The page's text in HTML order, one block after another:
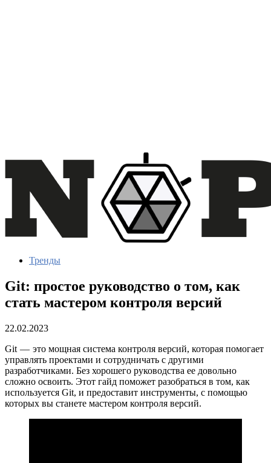
Тренды
Git: простое руководство о том, как
стать мастером контроля версий
22.02.2023
Git — это мощная система контроля версий, которая помогает
управлять проектами и сотрудничать с другими
разработчиками. Без хорошего руководства ее довольно
сложно освоить. Этот гайд поможет разобраться в том, как
используется Git, и предоставит инструменты, с помощью
которых вы станете мастером контроля версий.